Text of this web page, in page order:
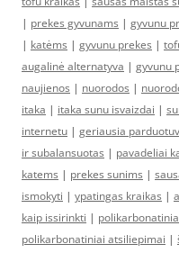
| prekes gyvunams | gyvunu
| katėms | gyvunu prekes |
augalinė alternatyva | gyvunu
naujienos | nuorodos |
itaka | itaka sunu isvaizdai |
internetu | geriausia
ir subalansuotas | pavadeliai
katems | prekes sunims |
ismokyti | ypatingas kraikas |
kaip issirinkti |
polikarbonatiniai atsiliepimai |